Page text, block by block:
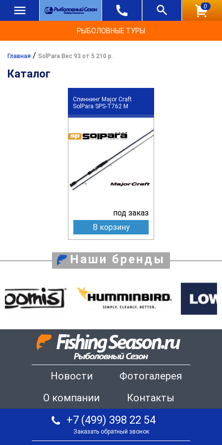
0
РЫБОЛОВНЫЕ ТУРЫ
Главная / SolPara Вес 93 от 5 210 р.
Каталог
Спиннинг Major Craft
SolPara SPS-T762 M
под заказ
В корзину
Наши бренды
Новости
Фотогалерея
О компании
Контакты
+7 (499) 398 22 54
Заказать обратный звонок